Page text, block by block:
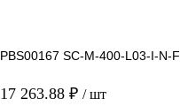
PBS00167 SC-M-400-L03-I-N-F
17 263.88 ₽ / шт